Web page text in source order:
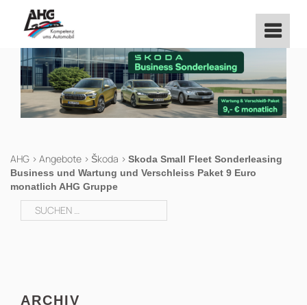
springen
AHG > Angebote > Škoda > Skoda Small Fleet Sonderleasing
Business und Wartung und Verschleiss Paket 9 Euro
monatlich AHG Gruppe
Suchen
nach:
ARCHIV